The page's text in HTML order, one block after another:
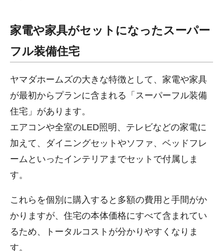
家電や家具がセットになったスーパー
フル装備住宅
ヤマダホームズの大きな特徴として、家電や家具
が最初からプランに含まれる「スーパーフル装備
住宅」があります。
エアコンや全室のLED照明、テレビなどの家電に
加えて、ダイニングセットやソファ、ベッドフレ
ームといったインテリアまでセットで付属しま
す。
これらを個別に購入すると多額の費用と手間がか
かりますが、住宅の本体価格にすべて含まれてい
るため、トータルコストが分かりやすくなりま
す。